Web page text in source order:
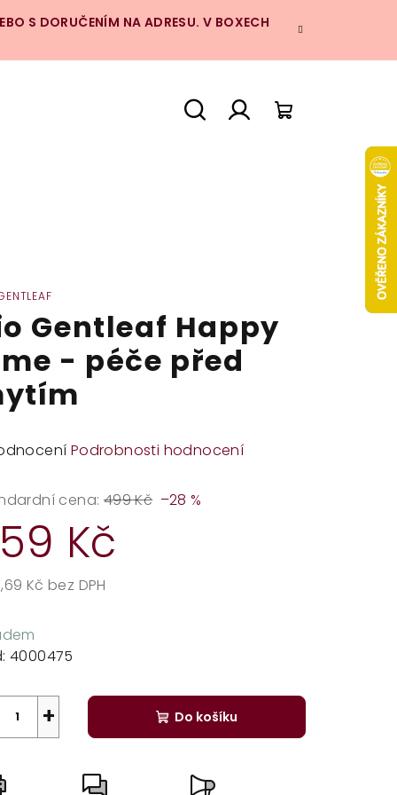
S DORUČENÍM NA ADRESU. V BOXECH
Gentleaf Happy
- péče před
Podrobnosti hodnocení
cena: 499 Kč –28 %
Kč
Kč bez DPH
4000475
+ Do košíku